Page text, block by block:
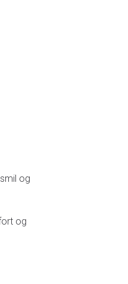
og
og